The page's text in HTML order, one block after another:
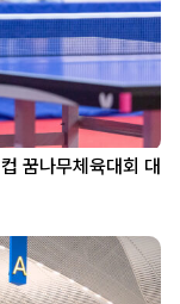
꿈나무체육대회 대